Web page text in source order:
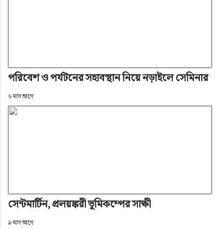
পরিবেশ ও পর্যটনের সহাবস্থান নিয়ে নড়াইলে সেমিনার
৬ মাস আগে
সেন্টমার্টিন, প্রলয়ঙ্করী ভূমিকম্পের সাক্ষী
৯ মাস আগে